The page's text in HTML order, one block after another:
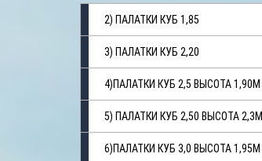
2) ПАЛАТКИ КУБ 1,85
3) ПАЛАТКИ КУБ 2,20
4)ПАЛАТКИ КУБ 2,5 ВЫСОТА 1,90М
5) ПАЛАТКИ КУБ 2,50 ВЫСОТА 2,3М
6)ПАЛАТКИ КУБ 3,0 ВЫСОТА 1,95М